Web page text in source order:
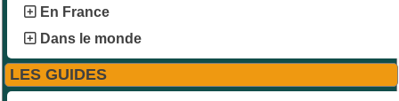
En France
Dans le monde
LES GUIDES